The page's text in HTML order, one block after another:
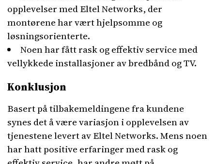
opplevelser med Eltel Networks, der
montørene har vært hjelpsomme og
løsningsorienterte.
Noen har fått rask og effektiv service med
vellykkede installasjoner av bredbånd og TV.
Konklusjon
Basert på tilbakemeldingene fra kundene
synes det å være variasjon i opplevelsen av
tjenestene levert av Eltel Networks. Mens noen
har hatt positive erfaringer med rask og